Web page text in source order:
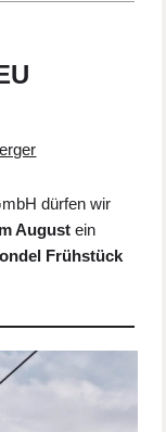
dürfen wir
August ein
Frühstück